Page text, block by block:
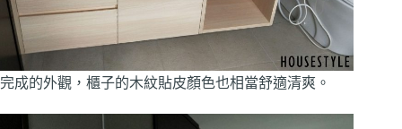
完成的外觀，櫃子的木紋貼皮顏色也相當舒適清爽。